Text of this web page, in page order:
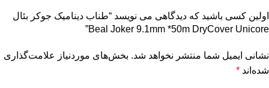
اولین کسی باشید که دیدگاهی می نویسد “طناب دینامیک جوکر بئال
Beal Joker 9.1mm *50m DryCover Unicore”
نشانی ایمیل شما منتشر نخواهد شد. بخش‌های موردنیاز علامت‌گذاری
شده‌اند *